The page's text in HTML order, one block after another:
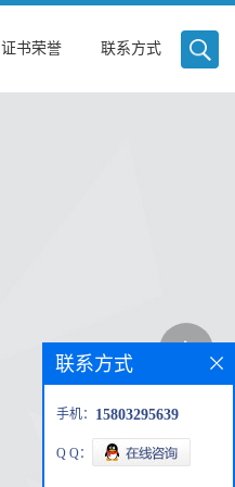
证书荣誉 联系方式
联系方式
手机： 15803295639
Q Q：